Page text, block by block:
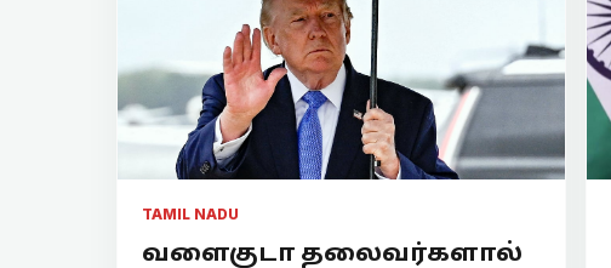
TAMIL NADU
வளைகுடா தலைவர்களால்